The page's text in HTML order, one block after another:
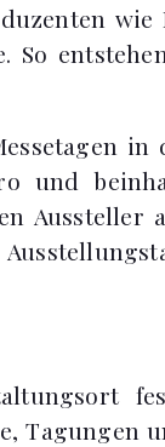
wie
So
und
Aussteller
Tagungen